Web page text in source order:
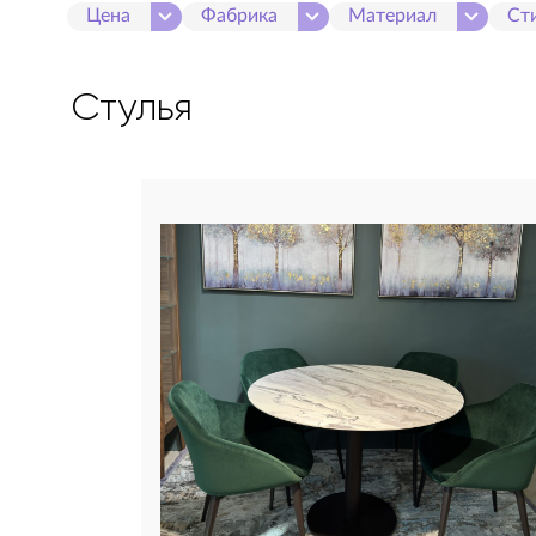
Цена Фабрика Материал
Стулья